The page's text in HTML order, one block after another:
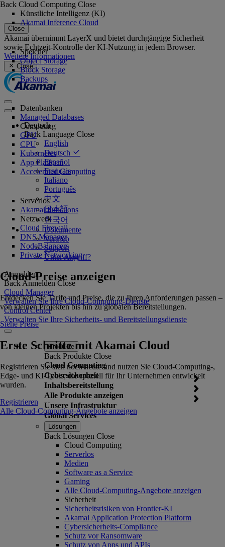
Close
Akamai übernimmt LayerX und bietet durchgängige Sicherheit
sowie Echtzeit-Kontrolle der KI-Nutzung in jedem Browser.
Weitere Informationen
Close
Deutsch
Back Language Close
English
Deutsch
Español
Français
Italiano
Português
中文
日本語
한국어
Dokumente
Vertrieb
Support
Unter Angriff?
Anmelden
BackAnmelden Close
Cloud Manager
Verwalten Sie Ihre Cloud-Computing-Dienste
Control Center
Verwalten Sie Ihre Sicherheits- und Bereitstellungsdienste
Produkte
Back Produkte Close
Cloud Computing
Cybersicherheit
Inhaltsbereitstellung
Alle Produkte anzeigen
Unsere Infrastruktur
Global Services
Back Cloud Computing Close
Künstliche Intelligenz (KI)
Akamai Inference Cloud
Speicher
Object Storage
Block Storage
Backups
Datenbanken
Managed Databases
Computing
GPU
CPU
Kubernetes
App Platform
Accelerated Computing
Serverlos
Akamai Functions
Netzwerk
Cloud Firewall
DNS Manager
NodeBalancers
Private Networking
Cloud-Preise anzeigen
Entdecken Sie Tarife und Preise, die zu Ihren Anforderungen passen –
von kleinen Projekten bis hin zu globalen Bereitstellungen.
Siehe Preise
Erste Schritte mit Akamai Cloud
Registrieren Sie sich noch heute und nutzen Sie Cloud-Computing-,
Edge- und KI-Tools, die speziell für Ihr Unternehmen entwickelt
wurden.
Registrieren
Alle Cloud-Computing-Angebote anzeigen
Lösungen
Back Lösungen Close
Cloud Computing
Serverlos
Medien
Software as a Service
Gaming
Alle Cloud-Computing-Angebote anzeigen
Sicherheit
Sicherheitsrisiken von Frontier-KI
Akamai Application Protection Platform
Cybersicherheits-Compliance
Schutz vor Ransomware
Schutz von Apps und APIs